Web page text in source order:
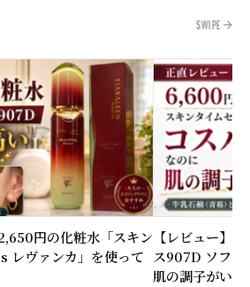
SWIPE
円の化粧水「スキン
レヴァンカ」を使って
【レビュー】
ス907D ソファ
肌の調子がいい